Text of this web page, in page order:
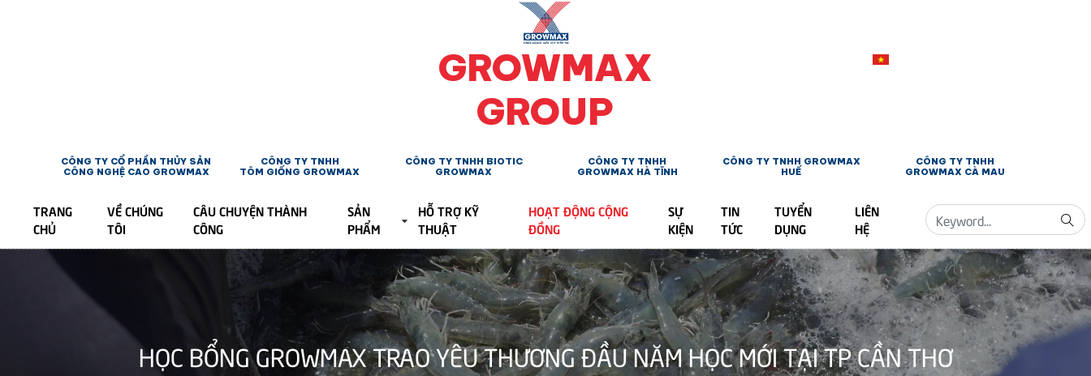
GROWMAX
GROUP
CÔNG TY CỔ PHẦN THỦY SẢN
CÔNG NGHỆ CAO GROWMAX
CÔNG TY TNHH
TÔM GIỐNG GROWMAX
CÔNG TY TNHH BIOTIC
GROWMAX
CÔNG TY TNHH
GROWMAX HÀ TĨNH
CÔNG TY TNHH GROWMAX
HUẾ
CÔNG TY TNHH
GROWMAX CÀ MAU
TRANG
CHỦ
VỀ CHÚNG
TÔI
CÂU CHUYỆN THÀNH
CÔNG
SẢN
PHẨM
HỖ TRỢ KỸ
THUẬT
HOẠT ĐỘNG CỘNG
ĐỒNG
SỰ
KIỆN
TIN
TỨC
TUYỂN
DỤNG
LIÊN
HỆ
HỌC BỔNG GROWMAX TRAO YÊU THƯƠNG ĐẦU NĂM HỌC MỚI TẠI TP CẦN THƠ